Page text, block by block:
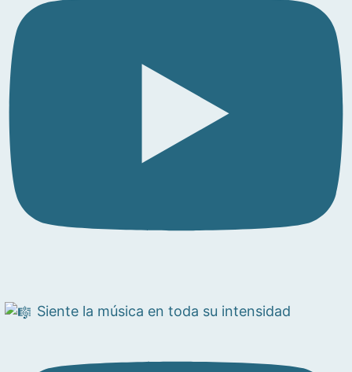
Siente la música en toda su intensidad